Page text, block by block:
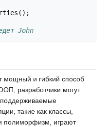
();
John
мощный и гибкий способ
разработчики могут
такие как классы,
полиморфизм, играют